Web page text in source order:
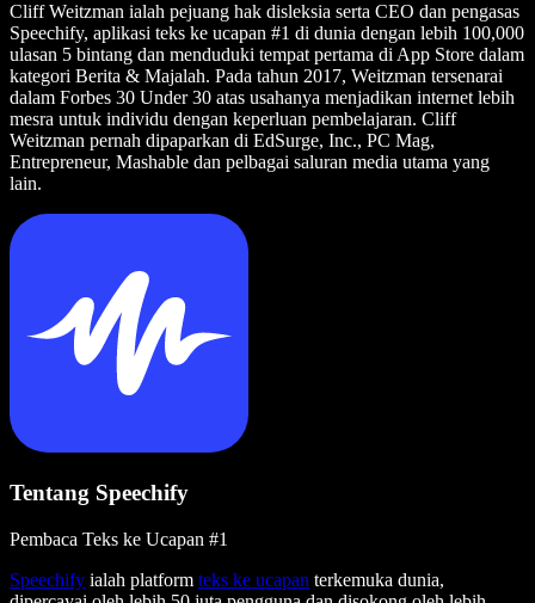
Cliff Weitzman ialah pejuang hak disleksia serta CEO dan pengasas
Speechify, aplikasi teks ke ucapan #1 di dunia dengan lebih 100,000
ulasan 5 bintang dan menduduki tempat pertama di App Store dalam
kategori Berita & Majalah. Pada tahun 2017, Weitzman tersenarai
dalam Forbes 30 Under 30 atas usahanya menjadikan internet lebih
mesra untuk individu dengan keperluan pembelajaran. Cliff
Weitzman pernah dipaparkan di EdSurge, Inc., PC Mag,
Entrepreneur, Mashable dan pelbagai saluran media utama yang
lain.
Tentang Speechify
Pembaca Teks ke Ucapan #1
Speechify ialah platform teks ke ucapan terkemuka dunia,